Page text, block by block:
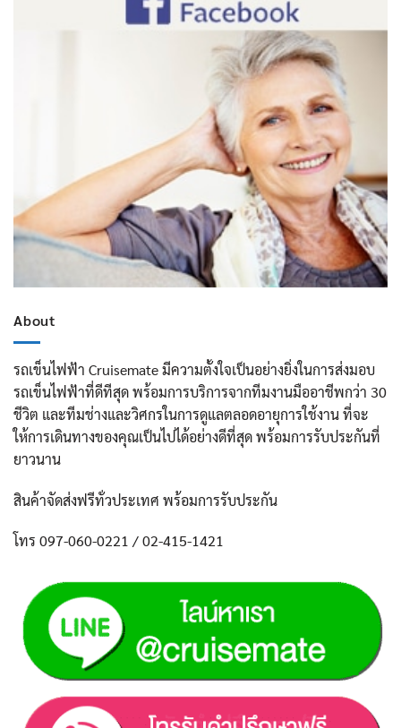
About
รถเข็นไฟฟ้า Cruisemate มีความตั้งใจเป็นอย่างยิ่งในการส่งมอบ
รถเข็นไฟฟ้าที่ดีทีสุด พร้อมการบริการจากทีมงานมืออาชีพกว่า 30
ชีวิต และทีมช่างและวิศกรในการดูแลตลอดอายุการใช้งาน ที่จะ
ให้การเดินทางของคุณเป็นไปได้อย่างดีที่สุด พร้อมการรับประกันที่
ยาวนาน
สินค้าจัดส่งฟรีทั่วประเทศ พร้อมการรับประกัน
โทร 097-060-0221 / 02-415-1421